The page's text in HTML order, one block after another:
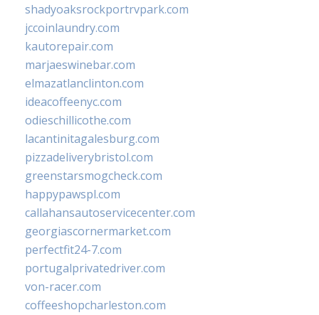
shadyoaksrockportrvpark.com
jccoinlaundry.com
kautorepair.com
marjaeswinebar.com
elmazatlanclinton.com
ideacoffeenyc.com
odieschillicothe.com
lacantinitagalesburg.com
pizzadeliverybristol.com
greenstarsmogcheck.com
happypawspl.com
callahansautoservicecenter.com
georgiascornermarket.com
perfectfit24-7.com
portugalprivatedriver.com
von-racer.com
coffeeshopcharleston.com